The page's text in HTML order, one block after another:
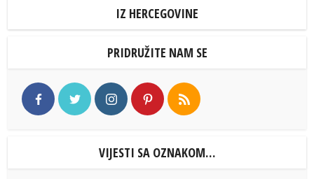
IZ HERCEGOVINE
PRIDRUŽITE NAM SE
VIJESTI SA OZNAKOM…